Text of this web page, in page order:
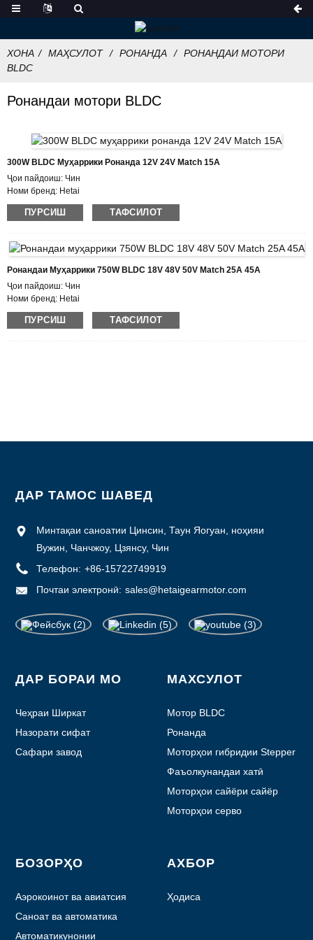
ХОНА МАҲСУЛОТ РОНАНДА
РОНАНДАИ МОТОРИ
BLDC
Ронандаи мотори BLDC
300W BLDC Муҳаррики Ронанда 12V 24V Match 15A
Ҷои пайдоиш: Чин
Номи бренд: Hetai
Сертификатсия: CE ROHS ISO
Рақами модел: BLDC-5015A
Тафсилоти бастабандӣ: Картон бо қуттии кафк дарунӣ, паллет
Вақти таҳвил: 7 ~ 10 рӯзи корӣ
Шартҳои пардохт: L/C, D/P, T/T, Western Union, MoneyGram
ПУРСИШ ТАФСИЛОТ
Ронандаи Муҳаррики 750W BLDC 18V 48V 50V Match 25A 45A
Ҷои пайдоиш: Чин
Номи бренд: Hetai
Сертификатсия: CE ROHS ISO
Рақами модел: BLDC-5025A
ПУРСИШ ТАФСИЛОТ
ДАР ТАМОС ШАВЕД
Минтақаи саноатии Цинсин, Таун Яогуан, ноҳияи
Вужин, Чанчжоу, Цзянсу, Чин
Телефон: +86-15722749919
Почтаи электронӣ: sales@hetaigearmotor.com
ДАР БОРАИ МО
Чеҳраи Ширкат
Назорати сифат
Сафари завод
МАХСУЛОТ
Мотор BLDC
Ронанда
Моторҳои гибридии Stepper
Фаъолкунандаи хатӣ
Моторҳои сайёри сайёр
Моторҳои серво
БОЗОРҲО
Аэрокоинот ва авиатсия
Саноат ва автоматика
Автоматикунонии
АХБОР
Ҳодиса